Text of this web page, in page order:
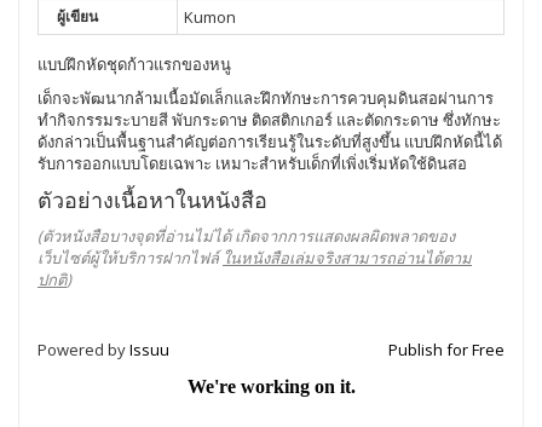
ผู้เขียน Kumon
แบบฝึกหัดชุดก้าวแรกของหนู
เด็กจะพัฒนากล้ามเนื้อมัดเล็กและฝึกทักษะการควบคุมดินสอผ่านการ
ทำกิจกรรมระบายสี พับกระดาษ ติดสติกเกอร์ และตัดกระดาษ ซึ่งทักษะ
ดังกล่าวเป็นพื้นฐานสำคัญต่อการเรียนรู้ในระดับที่สูงขึ้น แบบฝึกหัดนี้ได้
รับการออกแบบโดยเฉพาะ เหมาะสำหรับเด็กที่เพิ่งเริ่มหัดใช้ดินสอ
ตัวอย่างเนื้อหาในหนังสือ
(ตัวหนังสือบางจุดที่อ่านไม่ได้ เกิดจากการแสดงผลผิดพลาดของ
เว็บไซต์ผู้ให้บริการฝากไฟล์ ในหนังสือเล่มจริงสามารถอ่านได้ตาม
ปกติ)
Powered byIssuu Publish for Free